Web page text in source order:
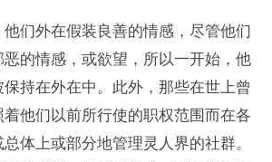
们外在假装良善的情感，尽管他们
的情感，或欲望，所以一开始，他
持在外在中。此外，那些在世上曾
他们以前所行使的职权范围而在各
体上或部分地管理灵人界的社群。